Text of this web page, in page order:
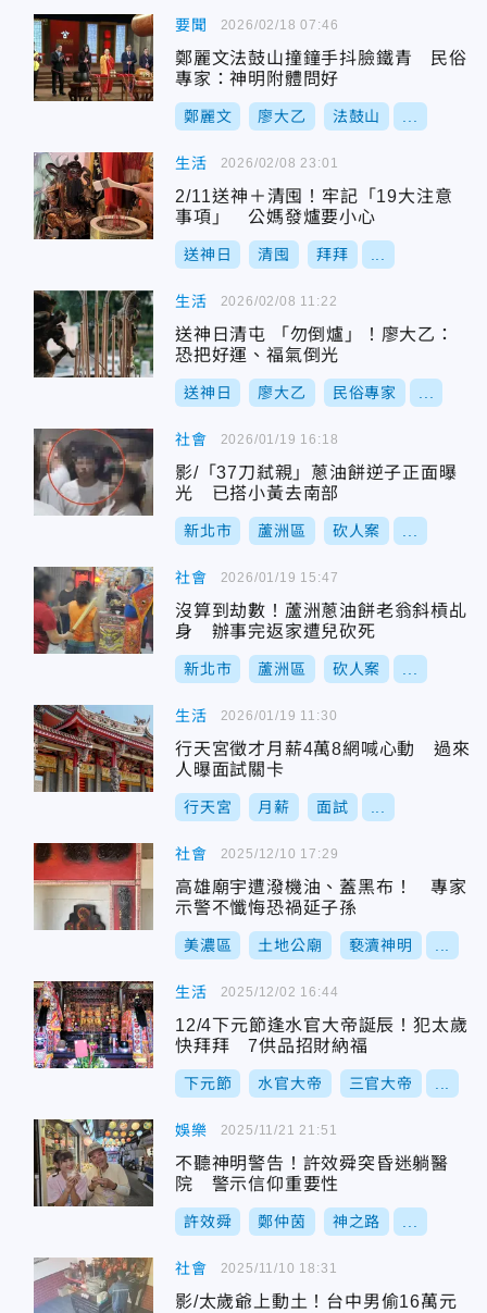
要聞
鄭麗文法鼓山撞鐘手抖臉鐵青 民俗
專家：神明附體問好
鄭麗文 廖大乙 法鼓山
2026/02/18 07:46
生活
2/11送神＋清囤！牢記「19大注意
事項」 公媽發爐要小心
送神日 清囤 拜拜
2026/02/08 23:01
生活
送神日清屯 「勿倒爐」！廖大乙：
恐把好運、福氣倒光
送神日 廖大乙 民俗專家
2026/02/08 11:22
社會
影/「37刀弒親」蔥油餅逆子正面曝
光 已搭小黃去南部
新北市 蘆洲區 砍人案
2026/01/19 16:18
社會
沒算到劫數！蘆洲蔥油餅老翁斜槓乩
身 辦事完返家遭兒砍死
新北市 蘆洲區 砍人案
2026/01/19 15:47
生活
行天宮徵才月薪4萬8網喊心動 過來
人曝面試關卡
行天宮 月薪 面試
2026/01/19 11:30
社會
高雄廟宇遭潑機油、蓋黑布！ 專家
示警不懺悔恐禍延子孫
美濃區 土地公廟 褻瀆神明
2025/12/10 17:29
生活
12/4下元節逢水官大帝誕辰！犯太歲
快拜拜 7供品招財納福
下元節 水官大帝 三官大帝
2025/12/02 16:44
娛樂
不聽神明警告！許效舜突昏迷躺醫
院 警示信仰重要性
許效舜 鄭仲茵 神之路
2025/11/21 21:51
社會
影/太歲爺上動土！台中男偷16萬元
2025/11/10 18:31